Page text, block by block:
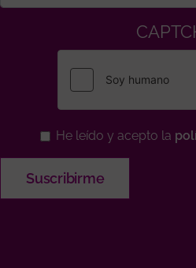
He leído y acepto la